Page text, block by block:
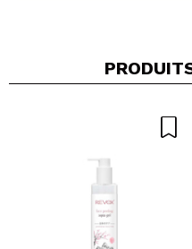
Votre vidéo pourrait
Recommandez-vous